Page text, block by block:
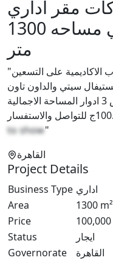
مقر اداري
3 ادوار للايجار علي مساحه 1300
متر
"مقر اداري للايجار لشركات في جنوب الاكاديمية على التسعين
سيتي والداون تاون
تجهيز اداري وتشطيب سوبر لوكس 3 ادوار المساحة الاجمالية
to show"
القاهرة
Project Details
Business Type اداري
Area
1300 m²
Price
100,000
Status
ايجار
Governorate
القاهرة